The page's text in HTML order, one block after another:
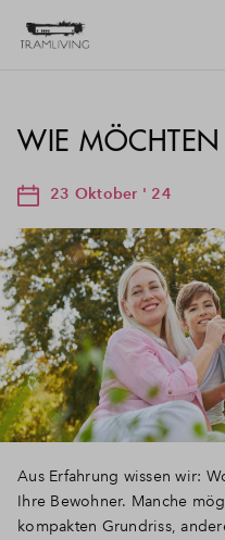
WIE
23 Oktober ' 24
Aus Erfahrung wissen wir:
Ihre Bewohner. Manche
kompakten Grundriss,